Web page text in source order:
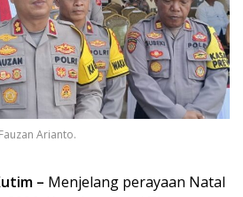
Arianto.
– Menjelang perayaan Natal